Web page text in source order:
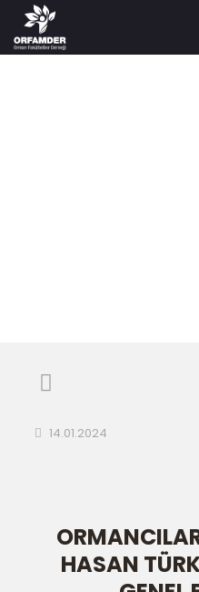
14.01.2024
HASAN